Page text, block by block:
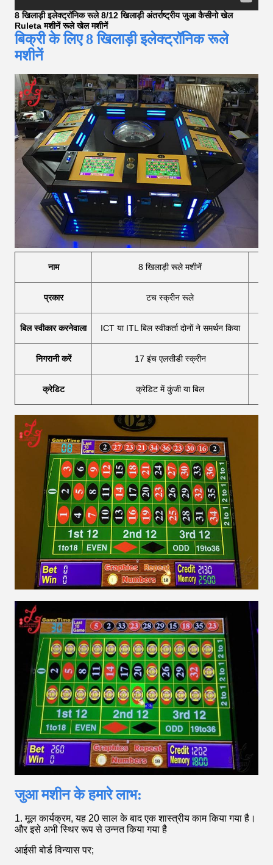
8 खिलाड़ी इलेक्ट्रॉनिक रूले 8/12 खिलाड़ी अंतर्राष्ट्रीय जुआ कैसीनो खेल
Ruleta मशीनें रूले खेल मशीनें
बिक्री के लिए 8 खिलाड़ी इलेक्ट्रॉनिक रूले
मशीनें
नाम 8 खिलाड़ी रूले मशीनें
प्रकार टच स्क्रीन रूले
बिल स्वीकार करनेवाला ICT या ITL बिल स्वीकर्ता दोनों ने समर्थन किया
निगरानी करें 17 इंच एलसीडी स्क्रीन
क्रेडिट क्रेडिट में कुंजी या बिल
जुआ मशीन के हमारे लाभ:
1. मूल कार्यक्रम, यह 20 साल के बाद एक शास्त्रीय काम किया गया है।
और इसे अभी स्थिर रूप से उन्नत किया गया है
आईसी बोर्ड विन्यास पर;